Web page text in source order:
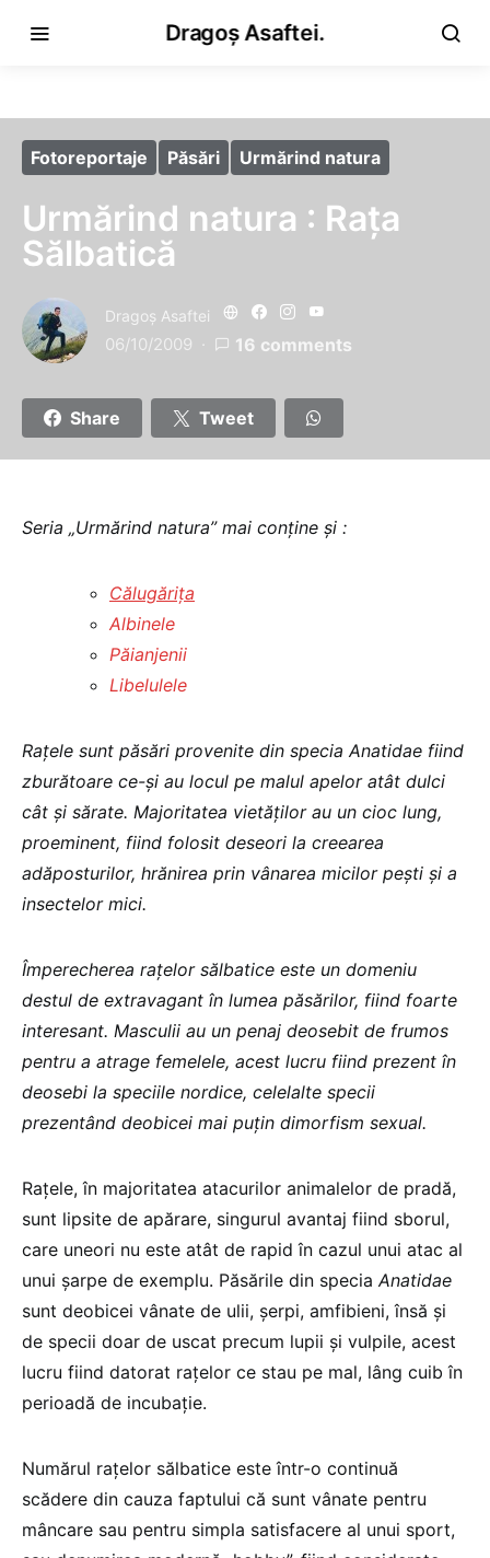
Dragoș Asaftei.
Fotoreportaje Păsări Urmărind natura
Urmărind natura : Raţa
Sălbatică
Dragoş Asaftei
06/10/2009 16 comments
Share Tweet
Seria „Urmărind natura” mai conţine şi :
Călugăriţa
Albinele
Păianjenii
Libelulele
Raţele sunt păsări provenite din speciaAnatidae fiind
zburătoare ce-şi au locul pe malul apelor atât dulci
cât şi sărate. Majoritatea vietăţilor au un cioc lung,
proeminent, fiind folosit deseori la creearea
adăposturilor, hrănirea prin vânarea micilor peşti şi a
insectelor mici.
Împerecherea raţelor sălbatice este un domeniu
destul de extravagant în lumea păsărilor, fiind foarte
interesant. Masculii au un penaj deosebit de frumos
pentru a atrage femelele, acest lucru fiind prezent în
deosebi la speciile nordice, celelalte specii
prezentând deobicei mai puţin dimorfism sexual.
Raţele, în majoritatea atacurilor animalelor de pradă,
sunt lipsite de apărare, singurul avantaj fiind sborul,
care uneori nu este atât de rapid în cazul unui atac al
unui şarpe de exemplu. Păsările din speciaAnatidae
sunt deobicei vânate de ulii, şerpi, amfibieni, însă şi
de specii doar de uscat precum lupii şi vulpile, acest
lucru fiind datorat raţelor ce stau pe mal, lâng cuib în
perioadă de incubaţie.
Numărul raţelor sălbatice este într-o continuă
scădere din cauza faptului că sunt vânate pentru
mâncare sau pentru simpla satisfacere al unui sport,